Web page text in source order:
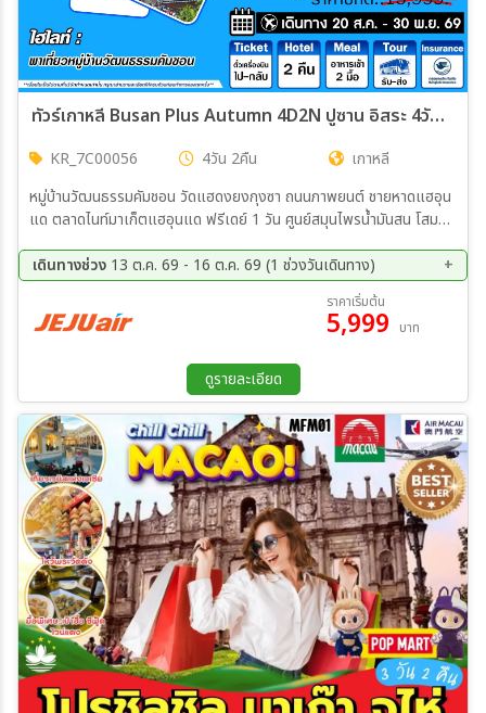
ทัวร์เกาหลี Busan Plus Autumn 4D2N ปูซาน อิสระ 4วัน 2คืน (7C,BX,TW,LJ)
KR_7C00056 4วัน 2คืน
เกาหลี
หมู่บ้านวัฒนธรรมคัมชอน วัดแฮดงยงกุงซา ถนนภาพยนต์ ชายหาดแฮอุน
แด ตลาดไนท์มาเก็ตแฮอุนแด ฟรีเดย์ 1 วัน ศูนย์สมุนไพรน้ำมันสน โสม
เดินทางช่วง 13 ต.ค. 69 - 16 ต.ค. 69 (1 ช่วงวันเดินทาง)
ราคาเริ่มต้น
5,999 บาท
ดูรายละเอียด